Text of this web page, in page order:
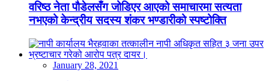
वरिष्ठ नेता पौडेलसँग जोडिएर आएको समाचारमा सत्यता
नभएको केन्द्रीय सदस्य शंकर भण्डारीको स्पष्टोक्ति
January 28, 2021